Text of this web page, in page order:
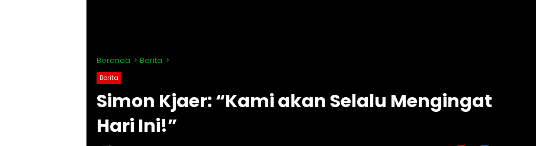
Beranda Berita
Berita
Simon Kjaer: “Kami akan Selalu Mengingat
Hari Ini!”